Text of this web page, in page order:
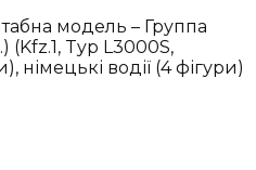
модель – Группа
(Kfz.1, Typ L3000S,
німецькі водії (4 фігури)